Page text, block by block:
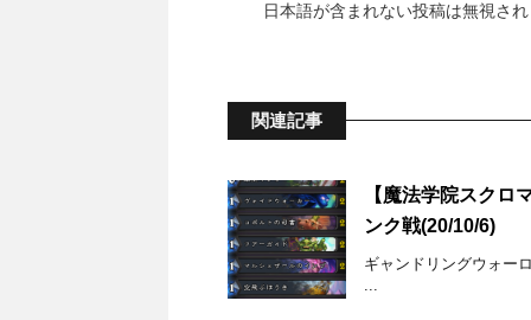
日本語が含まれない投稿は無視さ
関連記事
【魔法学院スクロ
ンク戦(20/10/6)
ギャンドリングウォー
...